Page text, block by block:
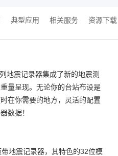
典型应用 相关服务 资源下载
地震记录器集成了新的地震测
量呈现。无论你的台站布设是
在你需要的地方，灵活的配置
数据！
地震记录器，其特色的32位模